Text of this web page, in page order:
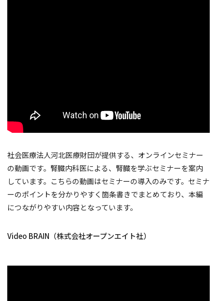
社会医療法人河北医療財団が提供する、オンラインセミナー
の動画です。腎臓内科医による、腎臓を学ぶセミナーを案内
しています。こちらの動画はセミナーの導入のみです。セミナ
ーのポイントを分かりやすく箇条書きでまとめており、本編
につながりやすい内容となっています。
Video BRAIN（株式会社オープンエイト社）